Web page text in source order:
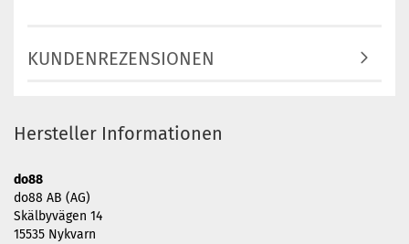
KUNDENREZENSIONEN
Hersteller Informationen
do88
do88 AB (AG)
Skälbyvägen 14
15535 Nykvarn